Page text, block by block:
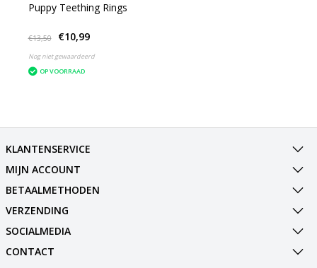
Puppy Teething Rings
€13,50 €10,99
Nog niet gewaardeerd
OP VOORRAAD
KLANTENSERVICE
MIJN ACCOUNT
BETAALMETHODEN
VERZENDING
SOCIALMEDIA
CONTACT